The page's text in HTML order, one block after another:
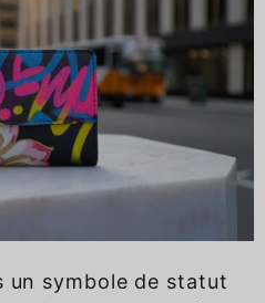
un symbole de statut